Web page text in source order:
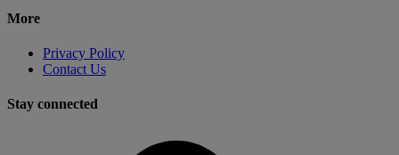
More
Privacy Policy
Contact Us
Stay connected